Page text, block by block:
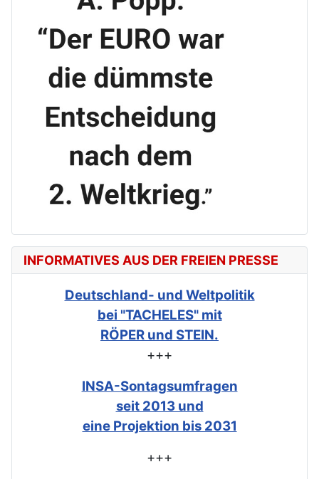
INFORMATIVES AUS DER FREIEN PRESSE
Deutschland- und Weltpolitik
bei "TACHELES" mit
RÖPER und STEIN.
+++
INSA-Sontagsumfragen
seit 2013 und
eine Projektion bis 2031
+++